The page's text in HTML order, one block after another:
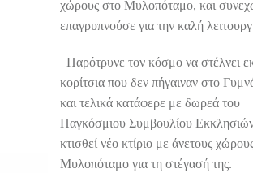
χώρους στο Μυλοπόταμο, και
επαγρυπνούσε για την καλή
Παρότρυνε τον κόσμο να στέλνει
κορίτσια που δεν πήγαιναν στο
και τελικά κατάφερε με δωρεά του
Παγκόσμιου Συμβουλίου
κτισθεί νέο κτίριο με άνετους
Μυλοπόταμο για τη στέγασή της.